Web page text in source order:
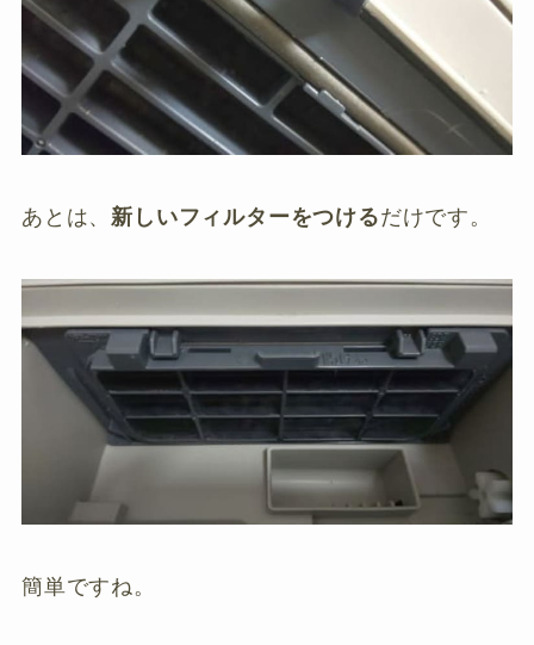
あとは、新しいフィルターをつけるだけです。
簡単ですね。